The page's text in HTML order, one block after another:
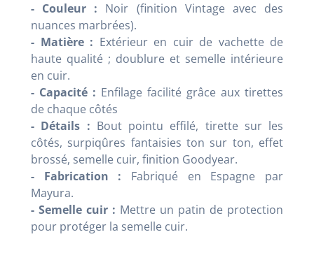
- Couleur : Noir (finition Vintage avec des
nuances marbrées).
- Matière : Extérieur en cuir de vachette de
haute qualité ; doublure et semelle intérieure
en cuir.
- Capacité : Enfilage facilité grâce aux tirettes
de chaque côtés
- Détails : Bout pointu effilé, tirette sur les
côtés, surpiqûres fantaisies ton sur ton, effet
brossé, semelle cuir, finition Goodyear.
- Fabrication : Fabriqué en Espagne par
Mayura.
- Semelle cuir : Mettre un patin de protection
pour protéger la semelle cuir.